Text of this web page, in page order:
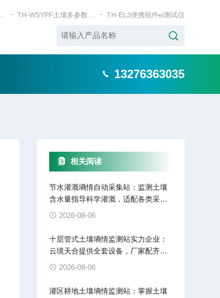
TH-EL3便携组件el测试仪
13276363035
相关阅读
节水灌溉墒情自动采集站：监测土壤
含水量指导科学灌溉，适配各类采购
项目
2026-08-06
十层管式土壤墒情监测站实力企业：
云境天合提供全套设备，厂家配齐直
接发货
2026-08-06
灌区耕地土壤墒情监测站：掌握土壤